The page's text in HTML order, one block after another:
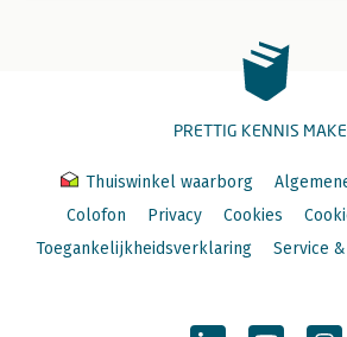
PRETTIG KENNIS
Thuiswinkel waarborg
Colofon
Privacy Cookies
Toegankelijkheidsverklaring
Service